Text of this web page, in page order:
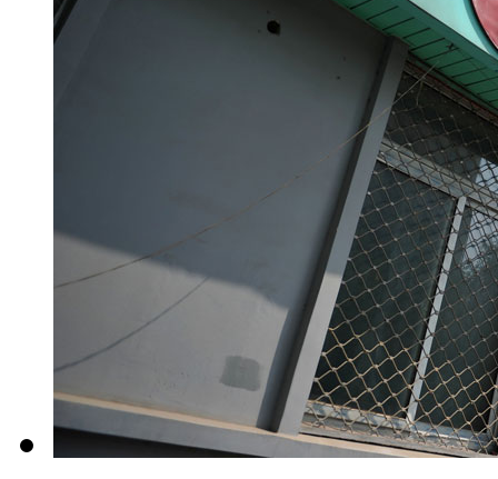
用于开办信用卡，掩护洗钱等
证出现的这些缺陷，正在采取
底将在全国全面展开身份证登记
面对安倍的外交政策，有媒
是犯病! 事实上，对日本右倾化
时报》说，“日本首相安倍一身
艘航母，身后帝国军旗高高飘
病实在难去。好，本次节目就
和中新视频微博。